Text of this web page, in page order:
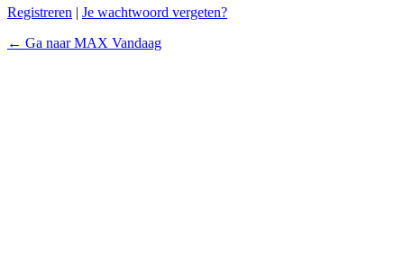
Registreren | Je wachtwoord vergeten?
← Ga naar MAX Vandaag